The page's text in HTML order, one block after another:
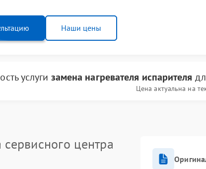
Наши цены
услуги замена нагревателя испарителя
Цена актуальна на
центра